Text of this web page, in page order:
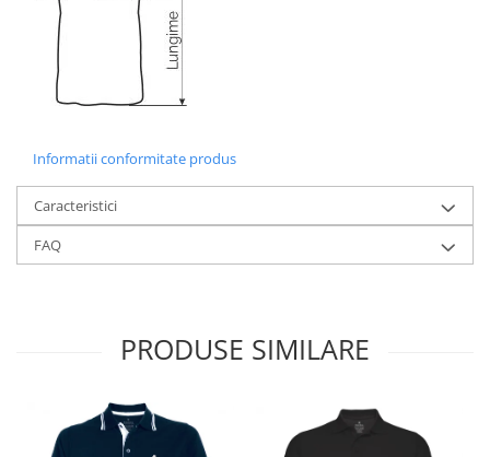
Informatii conformitate produs
Caracteristici
FAQ
PRODUSE SIMILARE